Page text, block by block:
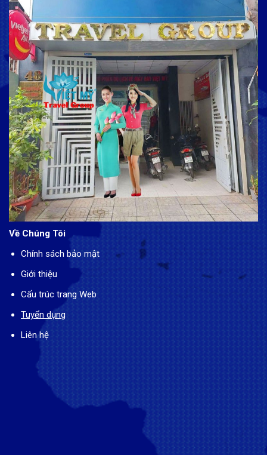
Về Chúng Tôi
Chính sách bảo mật
Giới thiệu
Cấu trúc trang Web
Tuyển dụng
Liên hệ